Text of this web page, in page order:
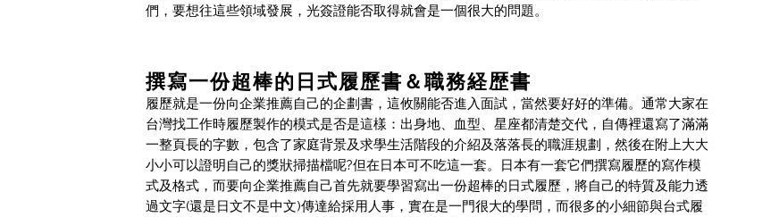
們，要想往這些領域發展，光簽證能否取得就會是一個很大的問題。
撰寫一份超棒的日式履歷書＆職務経歴書
履歷就是一份向企業推薦自己的企劃書，這攸關能否進入面試，當然要好好的準備。通常大家在
台灣找工作時履歷製作的模式是否是這樣：出身地、血型、星座都清楚交代，自傳裡還寫了滿滿
一整頁長的字數，包含了家庭背景及求學生活階段的介紹及落落長的職涯規劃，然後在附上大大
小小可以證明自己的獎狀掃描檔呢?但在日本可不吃這一套。日本有一套它們撰寫履歷的寫作模
式及格式，而要向企業推薦自己首先就要學習寫出一份超棒的日式履歷，將自己的特質及能力透
過文字(還是日文不是中文)傳達給採用人事，實在是一門很大的學問，而很多的小細節與台式履